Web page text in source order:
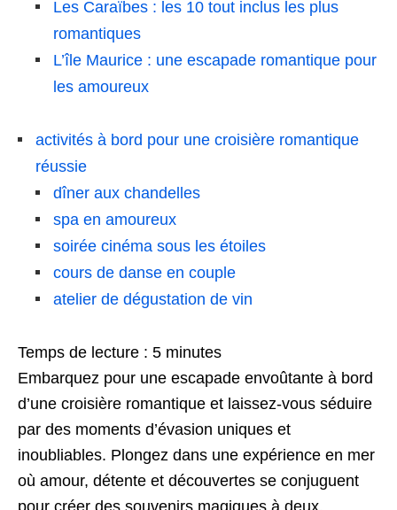
Les Caraïbes : les 10 tout inclus les plus
romantiques
L’île Maurice : une escapade romantique pour
les amoureux
activités à bord pour une croisière romantique
réussie
dîner aux chandelles
spa en amoureux
soirée cinéma sous les étoiles
cours de danse en couple
atelier de dégustation de vin
Temps de lecture : 5 minutes
Embarquez pour une escapade envoûtante à bord
d’une croisière romantique et laissez-vous séduire
par des moments d’évasion uniques et
inoubliables. Plongez dans une expérience en mer
où amour, détente et découvertes se conjuguent
pour créer des souvenirs magiques à deux.